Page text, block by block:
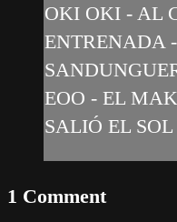
OKI OKI - AL
ENTRENADA
EOO - EL
SALIÓ EL
1 Comment